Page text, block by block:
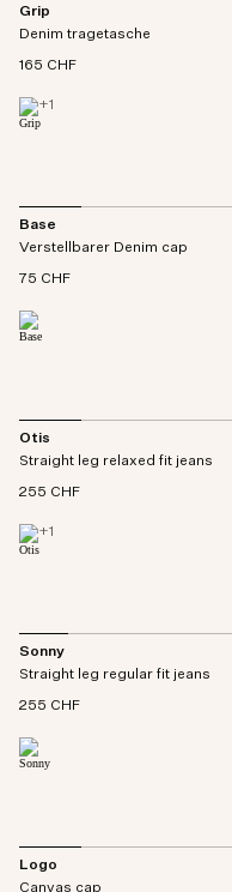
Grip
Denim tragetasche
165 CHF
+1
Base
Verstellbarer Denim cap
75 CHF
Otis
Straight leg relaxed fit jeans
255 CHF
+1
Sonny
Straight leg regular fit jeans
255 CHF
Logo
Canvas cap